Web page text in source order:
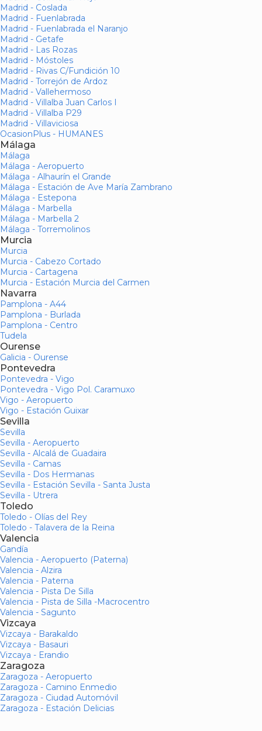
Madrid - Coslada
Madrid - Fuenlabrada
Madrid - Fuenlabrada el Naranjo
Madrid - Getafe
Madrid - Las Rozas
Madrid - Móstoles
Madrid - Rivas C/Fundición 10
Madrid - Torrejón de Ardoz
Madrid - Vallehermoso
Madrid - Villalba Juan Carlos I
Madrid - Villalba P29
Madrid - Villaviciosa
OcasionPlus - HUMANES
Málaga
Málaga
Málaga - Aeropuerto
Málaga - Alhaurín el Grande
Málaga - Estación de Ave María Zambrano
Málaga - Estepona
Málaga - Marbella
Málaga - Marbella 2
Málaga - Torremolinos
Murcia
Murcia
Murcia - Cabezo Cortado
Murcia - Cartagena
Murcia - Estación Murcia del Carmen
Navarra
Pamplona - A44
Pamplona - Burlada
Pamplona - Centro
Tudela
Ourense
Galicia - Ourense
Pontevedra
Pontevedra - Vigo
Pontevedra - Vigo Pol. Caramuxo
Vigo - Aeropuerto
Vigo - Estación Guixar
Sevilla
Sevilla
Sevilla - Aeropuerto
Sevilla - Alcalá de Guadaira
Sevilla - Camas
Sevilla - Dos Hermanas
Sevilla - Estación Sevilla - Santa Justa
Sevilla - Utrera
Toledo
Toledo - Olías del Rey
Toledo - Talavera de la Reina
Valencia
Gandía
Valencia - Aeropuerto (Paterna)
Valencia - Alzira
Valencia - Paterna
Valencia - Pista De Silla
Valencia - Pista de Silla -Macrocentro
Valencia - Sagunto
Vizcaya
Vizcaya - Barakaldo
Vizcaya - Basauri
Vizcaya - Erandio
Zaragoza
Zaragoza - Aeropuerto
Zaragoza - Camino Enmedio
Zaragoza - Ciudad Automóvil
Zaragoza - Estación Delicias